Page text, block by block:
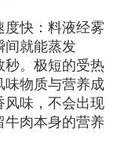
度快：料液经雾
间就能蒸发
秒。极短的受热
味物质与营养成
风味，不会出现
牛肉本身的营养